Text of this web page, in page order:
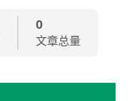
0
文章总量